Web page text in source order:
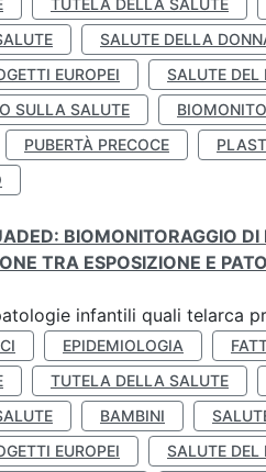
TUTELA DELLA SALUTE
SALUTE DELLA
EUROPEI SALUTE DEL
SULLA SALUTE
PUBERTÀ PRECOCE
BIOMONITORAGGIO
TRA ESPOSIZIONE E
infantili quali telarca
EPIDEMIOLOGIA
TUTELA DELLA SALUTE
BAMBINI
EUROPEI SALUTE DEL